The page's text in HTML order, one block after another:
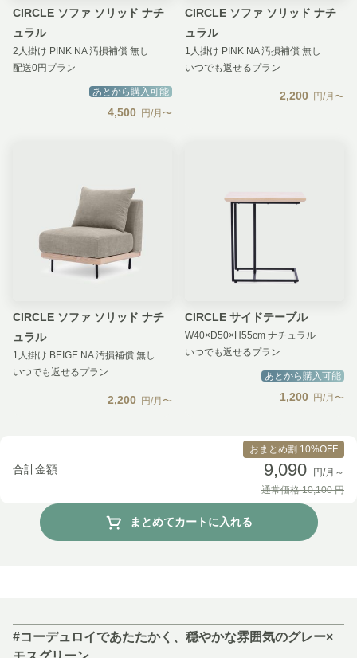
CIRCLE ソファ ソリッド ナチ
ュラル
2人掛け PINK NA 汚損補償 無し
配送0円プラン
あとから購入可能
4,500 円/月〜
CIRCLE ソファ ソリッド ナチ
ュラル
1人掛け PINK NA 汚損補償 無し
いつでも返せるプラン
2,200 円/月〜
CIRCLE ソファ ソリッド ナチ
ュラル
1人掛け BEIGE NA 汚損補償 無し
いつでも返せるプラン
2,200 円/月〜
CIRCLE サイドテーブル
W40×D50×H55cm ナチュラル
いつでも返せるプラン
あとから購入可能
1,200 円/月〜
合計金額
おまとめ割 10%OFF
9,090
円/月～
通常価格 10,100 円
まとめてカートに入れる
#コーデュロイであたたかく、穏やかな雰囲気のグレー×